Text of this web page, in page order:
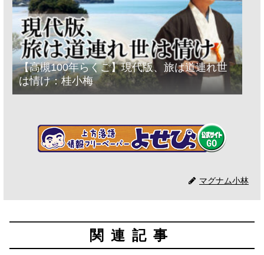
【高槻100年らくご】現代版、旅は道連れ世
は情け：桂小梅
マグナム小林
関連記事